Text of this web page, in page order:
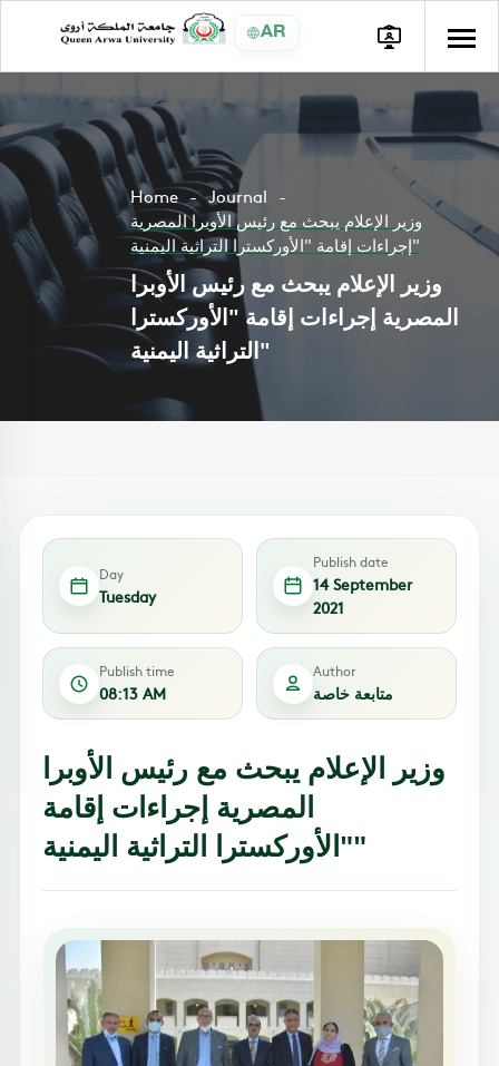
AR
Home
Journal
وزير الإعلام يبحث مع رئيس الأوبرا المصرية
إجراءات إقامة "الأوركسترا التراثية اليمنية"
وزير الإعلام يبحث مع رئيس الأوبرا
المصرية إجراءات إقامة "الأوركسترا
التراثية اليمنية"
Day
Tuesday
Publish date
14 September
2021
Publish time
08:13 AM
Author
متابعة خاصة
وزير الإعلام يبحث مع رئيس الأوبرا
المصرية إجراءات إقامة
"الأوركسترا التراثية اليمنية"